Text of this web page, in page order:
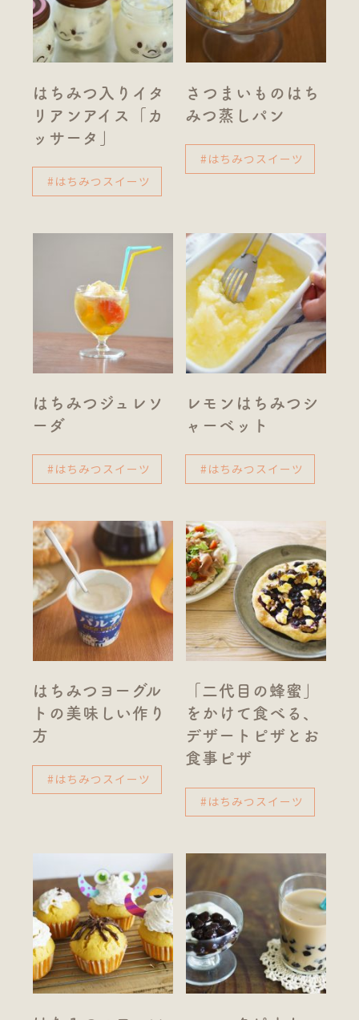
はちみつ入りイタ
リアンアイス「カ
ッサータ」
#はちみつスイーツ
さつまいものはち
みつ蒸しパン
#はちみつスイーツ
はちみつジュレソ
ーダ
#はちみつスイーツ
レモンはちみつシ
ャーベット
#はちみつスイーツ
はちみつヨーグル
トの美味しい作り
方
#はちみつスイーツ
「二代目の蜂蜜」
をかけて食べる、
デザートピザとお
食事ピザ
#はちみつスイーツ